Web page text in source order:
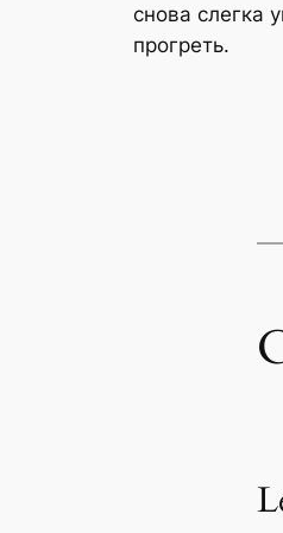
снова слегка
прогреть.